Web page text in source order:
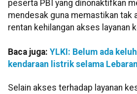
peserta PBI yang dinonaktifkan
mendesak guna memastikan tak
rentan kehilangan akses layanan
Baca juga: YLKI: Belum ada
kendaraan listrik selama
Selain akses terhadap layanan